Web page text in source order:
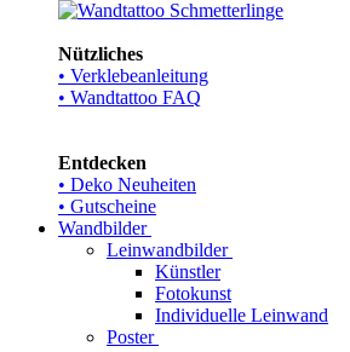
Nützliches
• Verklebeanleitung
• Wandtattoo FAQ
Entdecken
• Deko Neuheiten
• Gutscheine
Wandbilder
Leinwandbilder
Künstler
Fotokunst
Individuelle Leinwand
Poster